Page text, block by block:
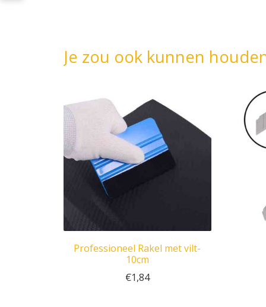
Je zou ook kunnen
Professioneel Rakel met vilt-
10cm
€1,84